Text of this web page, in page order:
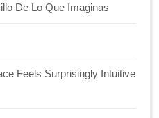
De Lo Que Imaginas
Feels Surprisingly Intuitive